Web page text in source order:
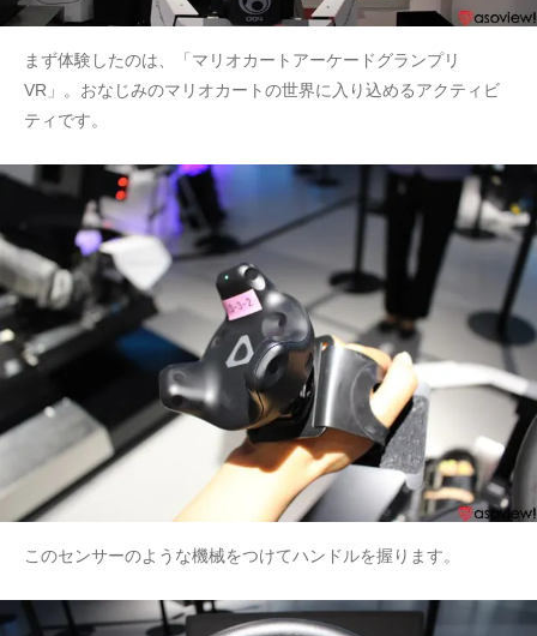
まず体験したのは、「マリオカートアーケードグランプリ
VR」。おなじみのマリオカートの世界に入り込めるアクティビ
ティです。
このセンサーのような機械をつけてハンドルを握ります。